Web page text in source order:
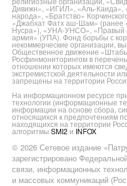
Дивижн», «ИГИЛ», «Аль-Каида»,
народа», «Братство»
«Джабхат Фатх аш-Шам» (ранее
Нусра»), «УНА-УНСО», «Правый
армия» (УПА). Фонд борьбы с
некоммерческие организации,
Общественное движение
Росфинмониторингом в
отношении которых имеются
экстремистской деятельности
запрещены на территории
На информационном ресурсе
технологии (информационные
информации на основе сбора,
относящихся к предпочтениям
находящихся на территории
алгоритмы SMI2 и INFOX
© 2026 Сетевое издание
зарегистрировано
связи, информационных
и массовых коммуникаций